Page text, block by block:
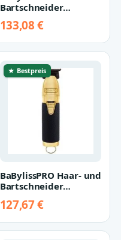
Bartschneider
UVFOIL Doubl…
133,08 €
★ Bestpreis
BaBylissPRO Haar- und
Bartschneider
Trimmer Gold
127,67 €